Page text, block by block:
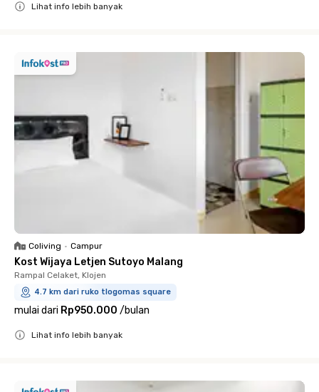
Lihat info lebih banyak
Coliving • Campur
Kost Wijaya Letjen Sutoyo Malang
Rampal Celaket, Klojen
4.7 km dari ruko tlogomas square
mulai dari Rp950.000 /bulan
Lihat info lebih banyak